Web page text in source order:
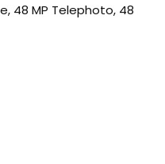
48 MP Telephoto, 48